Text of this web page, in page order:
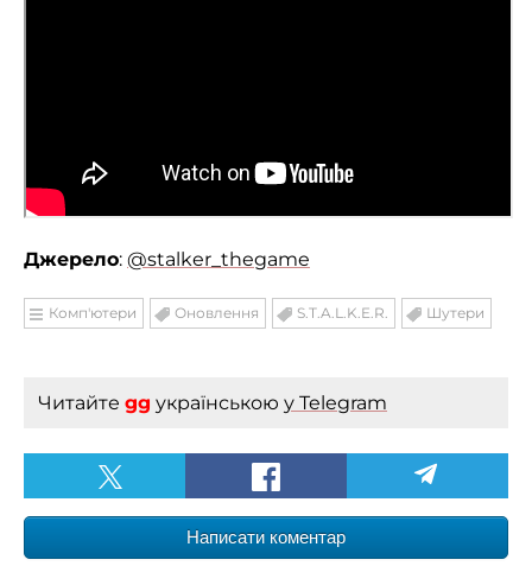
Джерело: @stalker_thegame
Комп'ютери Оновлення S.T.A.L.K.E.R. Шутери
Читайте gg українською у Telegram
Написати коментар